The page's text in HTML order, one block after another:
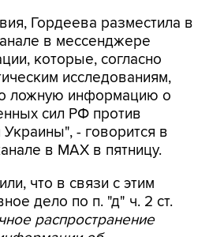
Гордеева разместила в
в мессенджере
которые, согласно
исследованиям,
ложную информацию о
сил РФ против
- говорится в
в MAX в пятницу.
что в связи с этим
дело по п. "д" ч. 2 ст.
распространение